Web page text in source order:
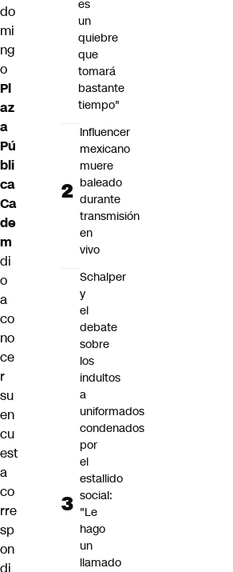
do
mi
ng
o
Pl
az
a
Pú
bli
ca
Ca
de
m
di
o
a
co
no
ce
r
su
en
cu
est
a
co
rre
sp
on
es
un
quiebre
que
tomará
bastante
tiempo"
Influencer
mexicano
muere
baleado
durante
transmisión
en
vivo
Schalper
y
el
debate
sobre
los
indultos
a
uniformados
condenados
por
el
estallido
social:
"Le
hago
un
llamado